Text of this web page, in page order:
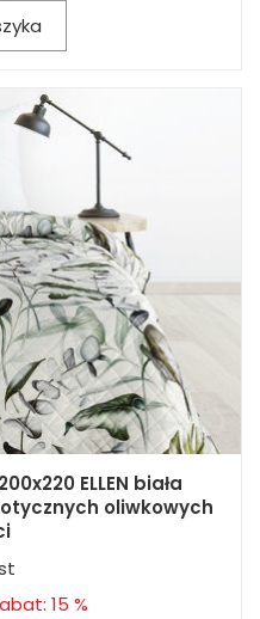
ELLEN biała
oliwkowych
15 %